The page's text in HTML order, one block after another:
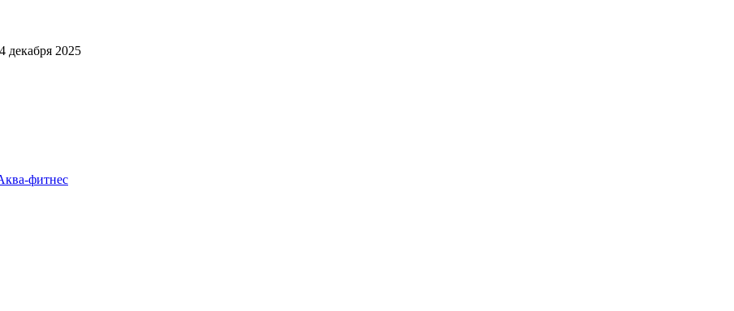
декабря 2025
фитнес